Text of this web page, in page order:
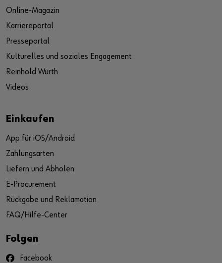
Online-Magazin
Karriereportal
Presseportal
Kulturelles und soziales Engagement
Reinhold Würth
Videos
Einkaufen
App für iOS/Android
Zahlungsarten
Liefern und Abholen
E-Procurement
Rückgabe und Reklamation
FAQ/Hilfe-Center
Folgen
Facebook